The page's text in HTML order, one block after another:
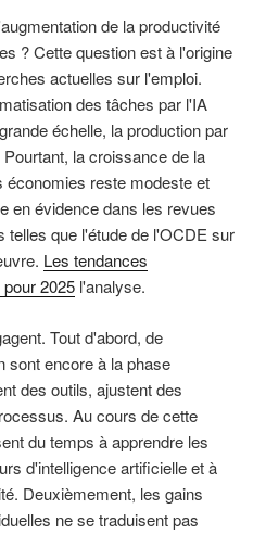
de la productivité
? Cette question est à l'origine
actuelles sur l'emploi.
des tâches par l'IA
échelle, la production par
la croissance de la
reste modeste et
en évidence dans les revues
telles que l'étude de l'OCDE sur
Les tendances
2025 l'analyse.
Tout d'abord, de
sont encore à la phase
des outils, ajustent des
Au cours de cette
du temps à apprendre les
d'intelligence artificielle et à
Deuxièmement, les gains
ne se traduisent pas